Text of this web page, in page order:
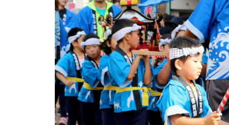
【NEW OPEN】日常に寄り添
う、海辺の鮨処「鮨 彦八」
【NEW OPEN】煙と笑いのちょ
第二土地改良区）
しましまだより。ぼくたちわたし
たちの『深江幼稚園』